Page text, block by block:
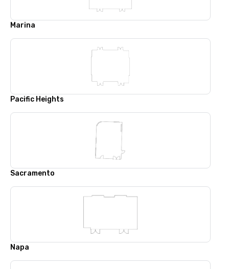
Marina
Pacific Heights
Sacramento
Napa